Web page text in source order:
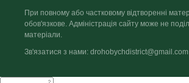
При повному або частковому відтворенні
обов'язкове. Адміністрація сайту може не
матеріали.
Зв'язатися з нами: drohobychdistrict@gmail.com